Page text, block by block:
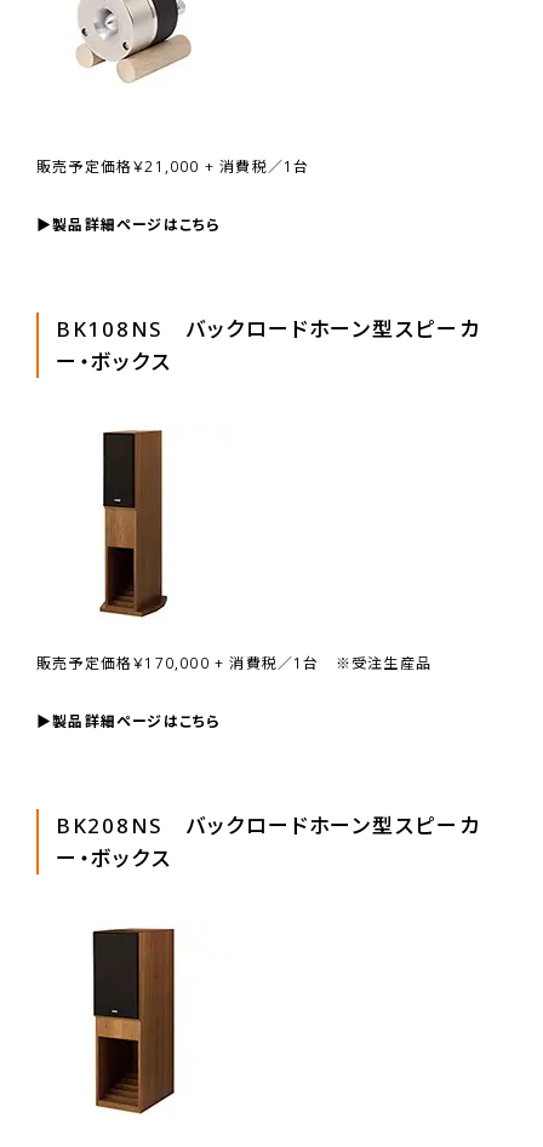
販売予定価格￥21,000 + 消費税／1台
▶製品詳細ページはこちら
BK108NS バックロードホーン型スピーカ
ー・ボックス
販売予定価格￥170,000 + 消費税／1台 ※受注生産品
▶製品詳細ページはこちら
BK208NS バックロードホーン型スピーカ
ー・ボックス